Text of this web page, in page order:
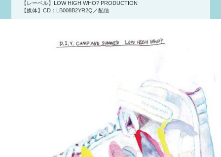
【レーベル】LOW HIGH WHO? PRODUCTION
【媒体】CD：LB008B2YR2Q／配信